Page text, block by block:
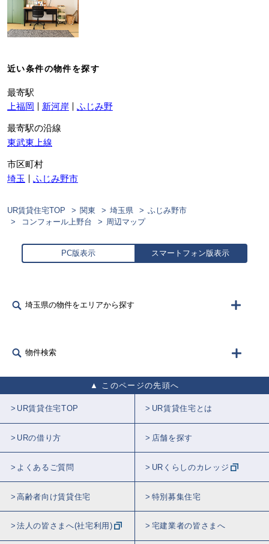
近い条件の物件を探す
最寄駅
上福岡
新河岸 ふじみ野
最寄駅の沿線
東武東上線
市区町村
埼玉
ふじみ野市
UR賃貸住宅TOP 関東 埼玉県
ふじみ野市
コンフォール上野台
周辺マップ
PC版表示 スマートフォン版表示
埼玉県の物件をエリアから探す
物件検索
このページの先頭へ
UR賃貸住宅TOP UR賃貸住宅とは
URの借り方 店舗を探す
よくあるご質問 URくらしのカレッジ
高齢者向け賃貸住宅 特別募集住宅
法人の皆さまへ(社宅利用) 宅建業者の皆さまへ